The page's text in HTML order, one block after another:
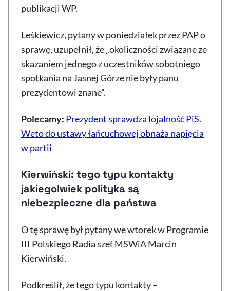
publikacji WP.
Leśkiewicz, pytany w poniedziałek przez PAP o
sprawę, uzupełnił, że „okoliczności związane ze
skazaniem jednego z uczestników sobotniego
spotkania na Jasnej Górze nie były panu
prezydentowi znane”.
Polecamy: Prezydent sprawdza lojalność PiS.
Weto do ustawy łańcuchowej obnaża napięcia
w partii
Kierwiński: tego typu kontakty
jakiegolwiek polityka są
niebezpieczne dla państwa
O tę sprawę był pytany we wtorek w Programie
III Polskiego Radia szef MSWiA Marcin
Kierwiński.
Podkreślił, że tego typu kontakty –